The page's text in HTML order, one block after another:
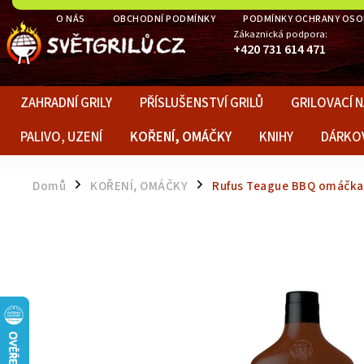
O NÁS OBCHODNÍ PODMÍNKY PODMÍNKY OCHRANY
Zákaznická podpora:
+420 731 614 471
ZAHRADNÍ GRILY PŘÍSLUŠENSTVÍ GRILŮ
GRILOVACÍ
PALIVO, UZENÍ
KOŘENÍ, OMÁČKY KNIHY
Domů / KOŘENÍ, OMÁČKY / Rufus Teague BBQ